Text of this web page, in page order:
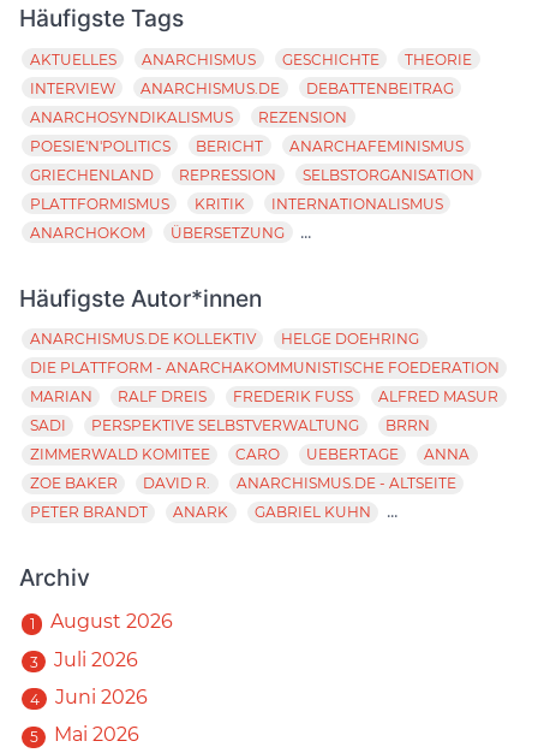
Häufigste Tags
AKTUELLES ANARCHISMUS GESCHICHTE
THEORIE
INTERVIEW
ANARCHISMUS.DE
DEBATTENBEITRAG
ANARCHOSYNDIKALISMUS
REZENSION
POESIE'N'POLITICS
BERICHT
ANARCHAFEMINISMUS
GRIECHENLAND
REPRESSION
SELBSTORGANISATION
PLATTFORMISMUS
KRITIK
INTERNATIONALISMUS
ANARCHOKOM
ÜBERSETZUNG ...
Häufigste Autor*innen
ANARCHISMUS.DE KOLLEKTIV
HELGE DOEHRING
DIE PLATTFORM - ANARCHAKOMMUNISTISCHE FOEDERATION
MARIAN
RALF DREIS FREDERIK FUSS
ALFRED MASUR
SADI
PERSPEKTIVE SELBSTVERWALTUNG
BRRN
ZIMMERWALD KOMITEE
CARO UEBERTAGE
ANNA
ZOE BAKER
DAVID R.
ANARCHISMUS.DE - ALTSEITE
PETER BRANDT
ANARK GABRIEL KUHN ...
Archiv
1 August 2026
3 Juli 2026
4 Juni 2026
5 Mai 2026